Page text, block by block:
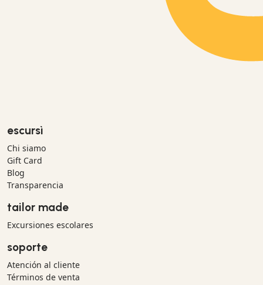
escursì
Chi siamo
Gift Card
Blog
Transparencia
tailor made
Excursiones escolares
soporte
Atención al cliente
Términos de venta